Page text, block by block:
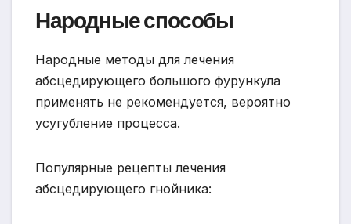
Народные способы
Народные методы для лечения
абсцедирующего большого фурункула
применять не рекомендуется, вероятно
усугубление процесса.
Популярные рецепты лечения
абсцедирующего гнойника: